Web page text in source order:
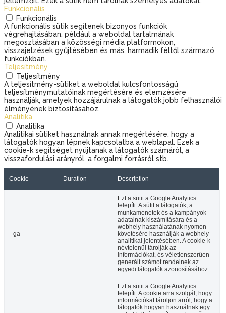
Funkcionális
Funkcionális
A funkcionális sütik segítenek bizonyos funkciók
végrehajtásában, például a weboldal tartalmának
megosztásában a közösségi média platformokon,
visszajelzések gyűjtésében és más, harmadik féltől származó
funkciókban.
Teljesítmény
Teljesítmény
A teljesítmény-sütiket a weboldal kulcsfontosságú
teljesítménymutatóinak megértésére és elemzésére
használják, amelyek hozzájárulnak a látogatók jobb felhasználói
élményének biztosításához.
Analitika
Analitika
Analitikai sütiket használnak annak megértésére, hogy a
látogatók hogyan lépnek kapcsolatba a weblapal. Ezek a
cookie-k segítséget nyújtanak a látogatók számáról, a
visszafordulási arányról, a forgalmi forrásról stb.
Cookie Duration Description
_ga
Ezt a sütit a Google Analytics
telepíti. A sütit a látogatók, a
munkamenetek és a kampányok
adatainak kiszámítására és a
webhely használatának nyomon
követésére használják a webhely
analitikai jelentésében. A cookie-k
névtelenül tárolják az
információkat, és véletlenszerűen
generált számot rendelnek az
egyedi látogatók azonosításához.
Ezt a sütit a Google Analytics
telepíti. A cookie arra szolgál, hogy
információkat tároljon arról, hogy a
látogatók hogyan használnak egy